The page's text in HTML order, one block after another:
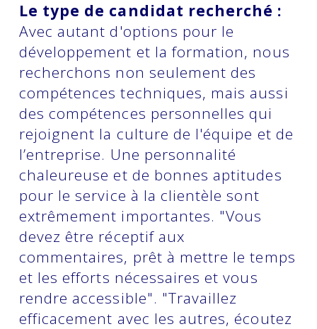
Le type de candidat recherché :
Avec autant d'options pour le
développement et la formation, nous
recherchons non seulement des
compétences techniques, mais aussi
des compétences personnelles qui
rejoignent la culture de l'équipe et de
l’entreprise. Une personnalité
chaleureuse et de bonnes aptitudes
pour le service à la clientèle sont
extrêmement importantes. "Vous
devez être réceptif aux
commentaires, prêt à mettre le temps
et les efforts nécessaires et vous
rendre accessible". "Travaillez
efficacement avec les autres, écoutez